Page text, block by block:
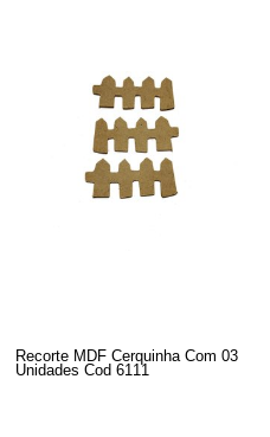
Recorte MDF Cerquinha Com 03
Unidades Cod 6111